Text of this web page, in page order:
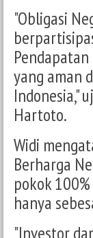
"Obligasi
yang aman
Indonesia,"
Hartoto.
Widi
Berharga
pokok
hanya
"Investor